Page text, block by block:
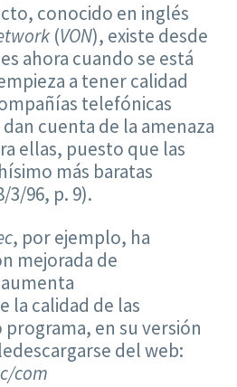
conocido en inglés
(VON), existe desde
ahora cuando se está
a tener calidad
telefónicas
cuenta de la amenaza
ellas, puesto que las
más baratas
3/96, p. 9).
, por ejemplo, ha
mejorada de
la calidad de las
programa, en su versión
del web:
com